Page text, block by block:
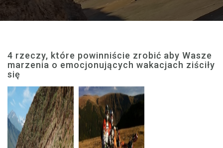
4 rzeczy, które powinniście zrobić aby Wasze
marzenia o emocjonujących wakacjach ziściły
się